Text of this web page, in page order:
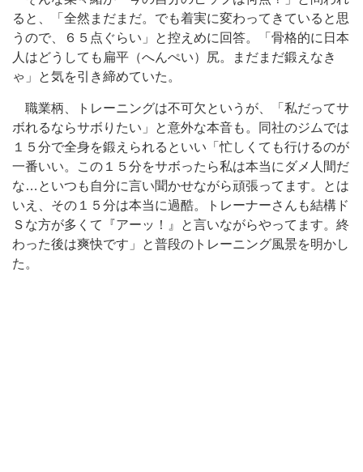
ると、「全然まだまだ。でも着実に変わってきていると思
うので、６５点ぐらい」と控えめに回答。「骨格的に日本
人はどうしても扁平（へんぺい）尻。まだまだ鍛えなき
ゃ」と気を引き締めていた。
職業柄、トレーニングは不可欠というが、「私だってサ
ボれるならサボりたい」と意外な本音も。同社のジムでは
１５分で全身を鍛えられるといい「忙しくても行けるのが
一番いい。この１５分をサボったら私は本当にダメ人間だ
な…といつも自分に言い聞かせながら頑張ってます。とは
いえ、その１５分は本当に過酷。トレーナーさんも結構ド
Ｓな方が多くて『アーッ！』と言いながらやってます。終
わった後は爽快です」と普段のトレーニング風景を明かし
た。